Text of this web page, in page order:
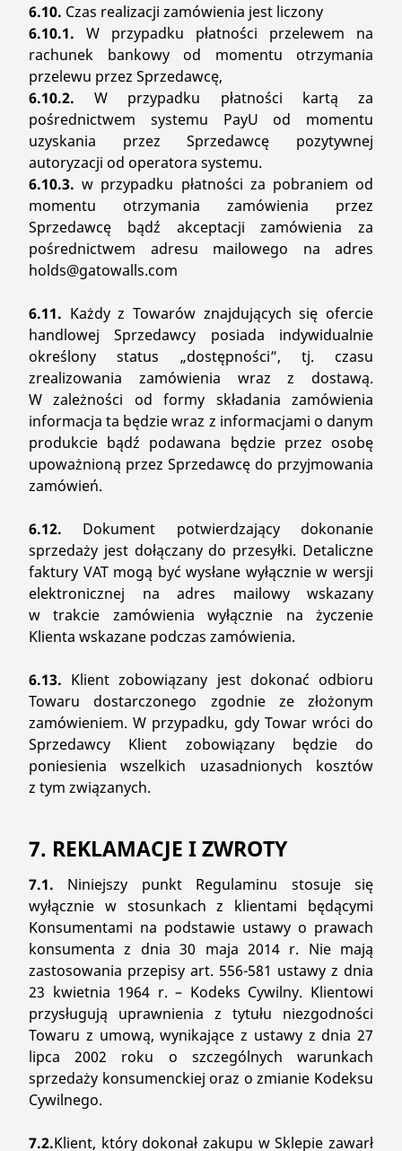
6.10. Czas realizacji zamówienia jest liczony
6.10.1. W przypadku płatności przelewem na
rachunek bankowy od momentu otrzymania
przelewu przez Sprzedawcę,
6.10.2. W przypadku płatności kartą za
pośrednictwem systemu PayU od momentu
uzyskania przez Sprzedawcę pozytywnej
autoryzacji od operatora systemu.
6.10.3. w przypadku płatności za pobraniem od
momentu otrzymania zamówienia przez
Sprzedawcę bądź akceptacji zamówienia za
pośrednictwem adresu mailowego na adres
holds@gatowalls.com
6.11. Każdy z Towarów znajdujących się ofercie
handlowej Sprzedawcy posiada indywidualnie
określony status „dostępności”, tj. czasu
zrealizowania zamówienia wraz z dostawą.
W zależności od formy składania zamówienia
informacja ta będzie wraz z informacjami o danym
produkcie bądź podawana będzie przez osobę
upoważnioną przez Sprzedawcę do przyjmowania
zamówień.
6.12. Dokument potwierdzający dokonanie
sprzedaży jest dołączany do przesyłki. Detaliczne
faktury VAT mogą być wysłane wyłącznie w wersji
elektronicznej na adres mailowy wskazany
w trakcie zamówienia wyłącznie na życzenie
Klienta wskazane podczas zamówienia.
6.13. Klient zobowiązany jest dokonać odbioru
Towaru dostarczonego zgodnie ze złożonym
zamówieniem. W przypadku, gdy Towar wróci do
Sprzedawcy Klient zobowiązany będzie do
poniesienia wszelkich uzasadnionych kosztów
z tym związanych.
7. REKLAMACJE I ZWROTY
7.1. Niniejszy punkt Regulaminu stosuje się
wyłącznie w stosunkach z klientami będącymi
Konsumentami na podstawie ustawy o prawach
konsumenta z dnia 30 maja 2014 r. Nie mają
zastosowania przepisy art. 556-581 ustawy z dnia
23 kwietnia 1964 r. – Kodeks Cywilny. Klientowi
przysługują uprawnienia z tytułu niezgodności
Towaru z umową, wynikające z ustawy z dnia 27
lipca 2002 roku o szczególnych warunkach
sprzedaży konsumenckiej oraz o zmianie Kodeksu
Cywilnego.
7.2.Klient, który dokonał zakupu w Sklepie zawarł